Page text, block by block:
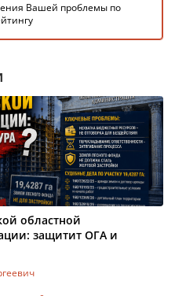
Вашей проблемы по
областной
защитит ОГА и